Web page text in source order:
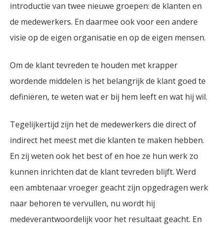
introductie van twee nieuwe groepen: de klanten en
de medewerkers. En daarmee ook voor een andere
visie op de eigen organisatie en op de eigen mensen.
Om de klant tevreden te houden met krapper
wordende middelen is het belangrijk de klant goed te
definiëren, te weten wat er bij hem leeft en wat hij wil.
Tegelijkertijd zijn het de medewerkers die direct of
indirect het meest met die klanten te maken hebben.
En zij weten ook het best of en hoe ze hun werk zo
kunnen inrichten dat de klant tevreden blijft. Werd
een ambtenaar vroeger geacht zijn opgedragen werk
naar behoren te vervullen, nu wordt hij
medeverantwoordelijk voor het resultaat geacht. En